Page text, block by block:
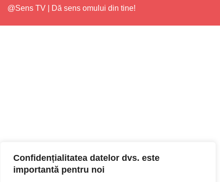
Confidențialitatea datelor dvs. este
importantă pentru noi
@Sens TV | Dă sens omului din tine!